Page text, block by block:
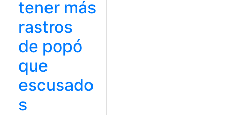
tener más
rastros
de popó
que
escusado
s